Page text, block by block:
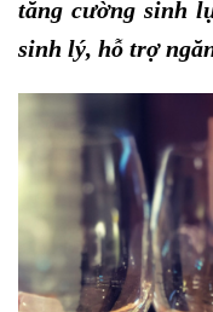
tăng cường sinh
sinh lý, hỗ trợ